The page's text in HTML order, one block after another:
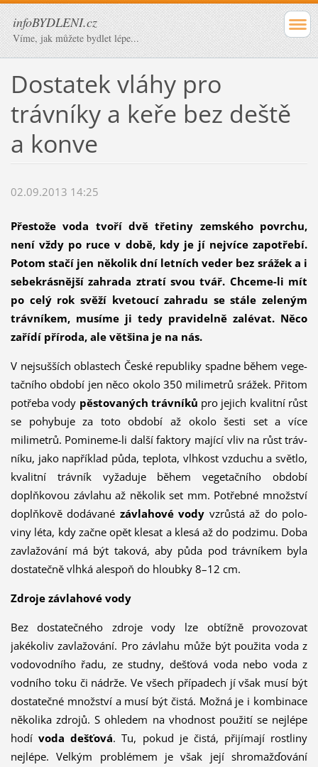
infoBYDLENI.cz
Víme, jak můžete bydlet lépe...
Dostatek vláhy pro
trávníky a keře bez deště
a konve
02.09.2013 14:25
Přestože voda tvoří dvě třetiny zemského povrchu,
není vždy po ruce v době, kdy je jí nejvíce zapotřebí.
Potom stačí jen několik dní letních veder bez srážek a i
sebekrásnější zahrada ztratí svou tvář. Chceme-li mít
po celý rok svěží kvetoucí zahradu se stále zeleným
trávníkem, musíme ji tedy pravidelně zalévat. Něco
zařídí příroda, ale většina je na nás.
V nejsušších oblastech České republiky spadne během ve­ge­
tačního období jen něco okolo 350 milimetrů srážek. Přitom
potřeba vody pěstovaných trávníků pro jejich kvalitní růst
se pohybuje za toto období až okolo šesti set a více
milimetrů. Pomineme-li další faktory mající vliv na růst tráv­
níku, jako například půda, teplota, vlhkost vzduchu a světlo,
kvalitní trávník vyžaduje během vegetač­ního období
doplňkovou závlahu až několik set mm. Potřebné množství
doplňkově dodávané závlahové vody vzrůstá až do polo­
viny léta, kdy začne opět klesat a klesá až do podzimu. Doba
zavlažování má být taková, aby půda pod trávníkem byla
dostatečně vlhká alespoň do hloubky 8–12 cm.
Zdroje závlahové vody
Bez dostatečného zdroje vody lze obtížně provozovat
jakékoliv zavlažování. Pro závlahu může být použita voda z
vodovodního řadu, ze studny, dešťová voda nebo voda z
vodního toku či nádrže. Ve všech případech jí však musí být
dostatečné množství a musí být čistá. Možná je i kombinace
několika zdrojů. S ohledem na vhodnost použití se nejlépe
hodívoda dešťová. Tu, pokud je čistá, přijímají rostliny
nejlépe. Velkým problémem je však její shromažďování